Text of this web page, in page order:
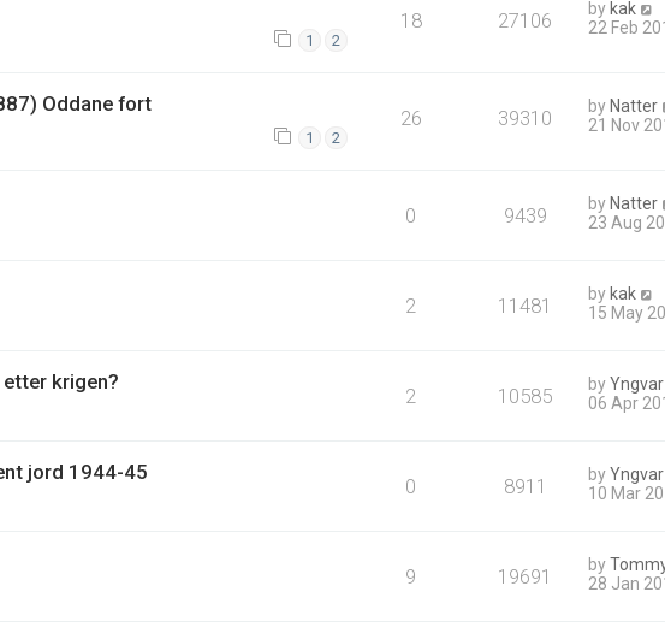
1 2
18 27106 by kak
22 Feb
Oddane fort
1 2
26 39310 by Natter
21 Nov
0 9439 by Natter
23 Aug
2 11481 by kak
15 May
etter krigen?
2 10585 byYngvar
06 Apr
jord 1944-45
0 8911 byYngvar
10 Mar
9 19691 by
28 Jan